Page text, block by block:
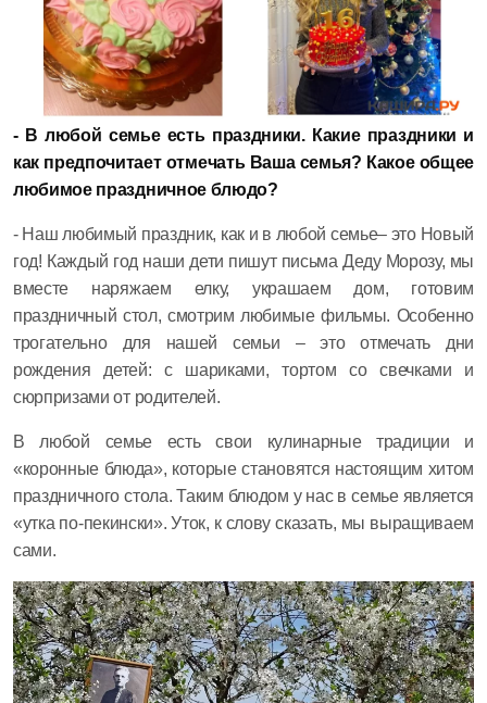
- В любой семье есть праздники. Какие праздники и
как предпочитает отмечать Ваша семья? Какое общее
любимое праздничное блюдо?
- Наш любимый праздник, как и в любой семье– это Новый
год! Каждый год наши дети пишут письма Деду Морозу, мы
вместе наряжаем елку, украшаем дом, готовим
праздничный стол, смотрим любимые фильмы. Особенно
трогательно для нашей семьи – это отмечать дни
рождения детей: с шариками, тортом со свечками и
сюрпризами от родителей.
В любой семье есть свои кулинарные традиции и
«коронные блюда», которые становятся настоящим хитом
праздничного стола. Таким блюдом у нас в семье является
«утка по-пекински». Уток, к слову сказать, мы выращиваем
сами.